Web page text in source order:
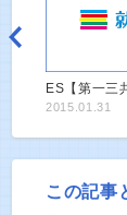
ES【第一
2015.01.31
この記事